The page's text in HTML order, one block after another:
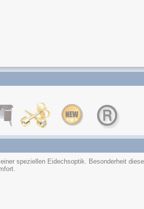
speziellen Eidechsoptik. Besonderheit